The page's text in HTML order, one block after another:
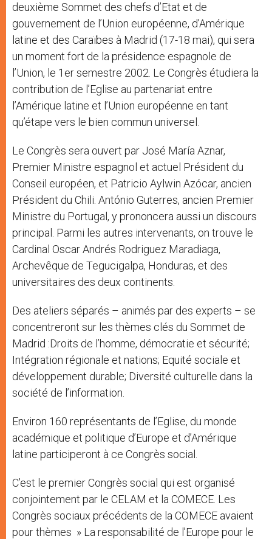
deuxième Sommet des chefs d’Etat et de
gouvernement de l’Union européenne, d’Amérique
latine et des Caraïbes à Madrid (17-18 mai), qui sera
un moment fort de la présidence espagnole de
l’Union, le 1er semestre 2002. Le Congrès étudiera la
contribution de l’Eglise au partenariat entre
l’Amérique latine et l’Union européenne en tant
qu’étape vers le bien commun universel.
Le Congrès sera ouvert par José María Aznar,
Premier Ministre espagnol et actuel Président du
Conseil européen, et Patricio Aylwin Azócar, ancien
Président du Chili. António Guterres, ancien Premier
Ministre du Portugal, y prononcera aussi un discours
principal. Parmi les autres intervenants, on trouve le
Cardinal Oscar Andrés Rodriguez Maradiaga,
Archevêque de Tegucigalpa, Honduras, et des
universitaires des deux continents.
Des ateliers séparés – animés par des experts – se
concentreront sur les thèmes clés du Sommet de
Madrid :Droits de l’homme, démocratie et sécurité;
Intégration régionale et nations; Equité sociale et
développement durable; Diversité culturelle dans la
société de l’information.
Environ 160 représentants de l’Eglise, du monde
académique et politique d’Europe et d’Amérique
latine participeront à ce Congrès social.
C’est le premier Congrès social qui est organisé
conjointement par le CELAM et la COMECE. Les
Congrès sociaux précédents de la COMECE avaient
pour thèmes » La responsabilité de l’Europe pour le